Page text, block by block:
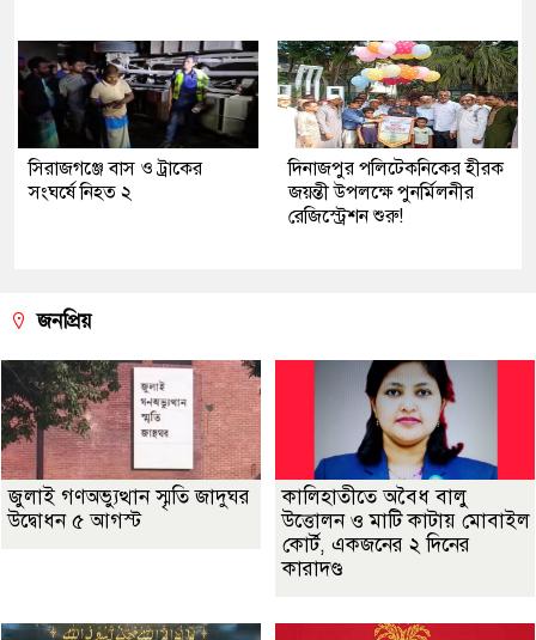
সিরাজগঞ্জে বাস ও ট্রাকের
সংঘর্ষে নিহত ২
দিনাজপুর পলিটেকনিকের হীরক
জয়ন্তী উপলক্ষে পুনর্মিলনীর
রেজিস্ট্রেশন শুরু!
জনপ্রিয়
জুলাই গণঅভ্যুত্থান স্মৃতি জাদুঘর
উদ্বোধন ৫ আগস্ট
কালিহাতীতে অবৈধ বালু
উত্তোলন ও মাটি কাটায় মোবাইল
কোর্ট, একজনের ২ দিনের
কারাদণ্ড